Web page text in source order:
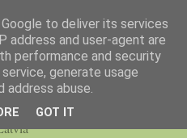
азербайджанцев
to deliver its services
address and user-agent are
performance and security
generate usage
abuse.
GOT IT